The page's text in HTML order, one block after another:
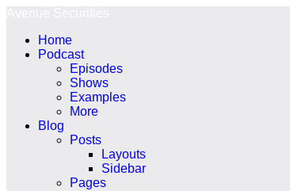
conteúdo
Home
Podcast
Episodes
Shows
Examples
More
Blog
Posts
Layouts
Sidebar
Pages